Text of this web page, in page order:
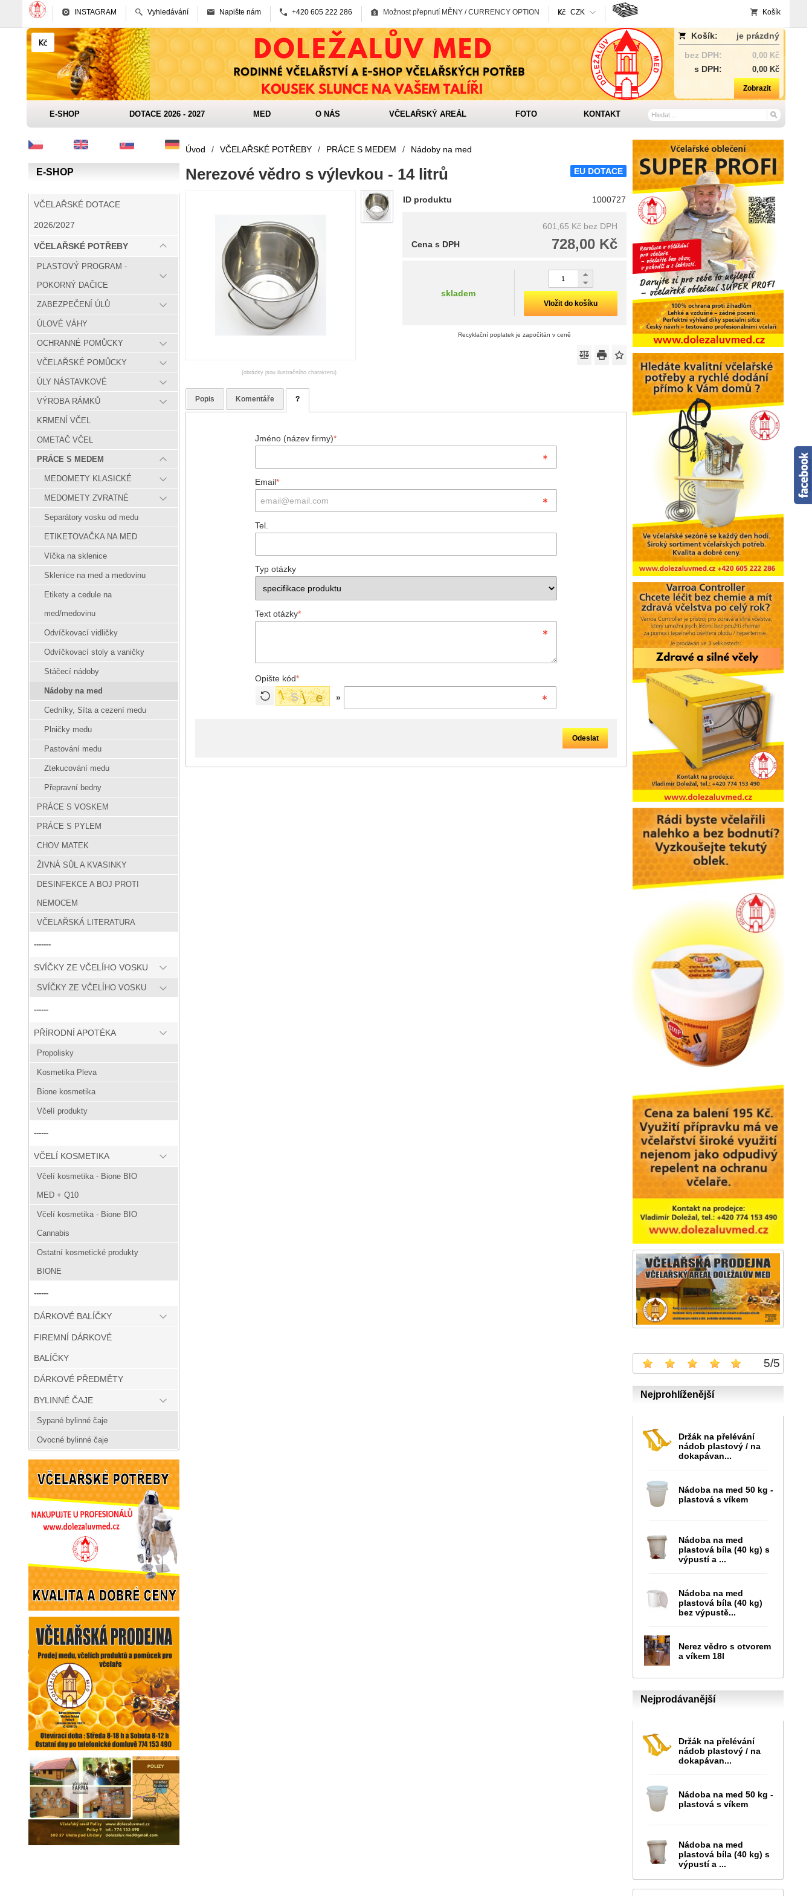
INSTAGRAM Vyhledávání Napište nám +420 605 222 286 Možnost přepnutí MĚNY / CURRENCY OPTION CZK Košík
Košík:
je prázdný
bez DPH:
0,00 Kč
s DPH: 0,00 Kč
Zobrazit
E-SHOP DOTACE 2026 - 2027 MED O NÁS VČELAŘSKÝ AREÁL FOTO KONTAKT
E-SHOP
VČELAŘSKÉ DOTACE
2026/2027
VČELAŘSKÉ POTŘEBY
PLASTOVÝ PROGRAM -
POKORNÝ DAČICE
ZABEZPEČENÍ ÚLŮ
ÚLOVÉ VÁHY
OCHRANNÉ POMŮCKY
VČELAŘSKÉ POMŮCKY
ÚLY NÁSTAVKOVÉ
VÝROBA RÁMKŮ
KRMENÍ VČEL
OMETAČ VČEL
PRÁCE S MEDEM
MEDOMETY KLASICKÉ
MEDOMETY ZVRATNÉ
Separátory vosku od medu
ETIKETOVAČKA NA MED
Víčka na sklenice
Sklenice na med a medovinu
Etikety a cedule na
med/medovinu
Odvíčkovací vidličky
Odvíčkovací stoly a vaničky
Stáčecí nádoby
Nádoby na med
Cedníky, Síta a cezení medu
Plničky medu
Pastování medu
Ztekucování medu
Přepravní bedny
PRÁCE S VOSKEM
PRÁCE S PYLEM
CHOV MATEK
ŽIVNÁ SŮL A KVASINKY
DESINFEKCE A BOJ PROTI
NEMOCEM
VČELAŘSKÁ LITERATURA
-------
SVÍČKY ZE VČELÍHO VOSKU
SVÍČKY ZE VČELÍHO VOSKU
------
PŘÍRODNÍ APOTÉKA
Propolisky
Kosmetika Pleva
Bione kosmetika
Včelí produkty
------
VČELÍ KOSMETIKA
Včelí kosmetika - Bione BIO
MED + Q10
Včelí kosmetika - Bione BIO
Cannabis
Ostatní kosmetické produkty
BIONE
------
DÁRKOVÉ BALÍČKY
FIREMNÍ DÁRKOVÉ
BALÍČKY
DÁRKOVÉ PŘEDMĚTY
BYLINNÉ ČAJE
Sypané bylinné čaje
Ovocné bylinné čaje
5/5
Nejprohlíženější
Držák na přelévání
nádob plastový / na
dokapávan...
Nádoba na med 50 kg -
plastová s víkem
Nádoba na med
plastová bíla (40 kg) s
výpustí a ...
Nádoba na med
plastová bíla (40 kg)
bez výpustě...
Nerez vědro s otvorem
a víkem 18l
Nejprodávanější
Držák na přelévání
nádob plastový / na
dokapávan...
Nádoba na med 50 kg -
plastová s víkem
Nádoba na med
plastová bíla (40 kg) s
výpustí a ...
Úvod / VČELAŘSKÉ POTŘEBY / PRÁCE S MEDEM / Nádoby na med
EU DOTACE
Nerezové vědro s výlevkou - 14 litrů
(obrázky jsou ilustračního charakteru)
ID produktu 1000727
601,65 Kč bez DPH
728,00 Kč
Cena s DPH
skladem
Vložit do košíku
Recyklační poplatek je započítán v ceně
Popis Komentáře ?
Jméno (název firmy)*
Email*
Tel.
Typ otázky
Text otázky*
Opište kód*
»
Odeslat